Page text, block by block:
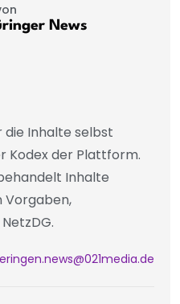
News
die Inhalte selbst
Kodex der Plattform.
Inhalte
Vorgaben,